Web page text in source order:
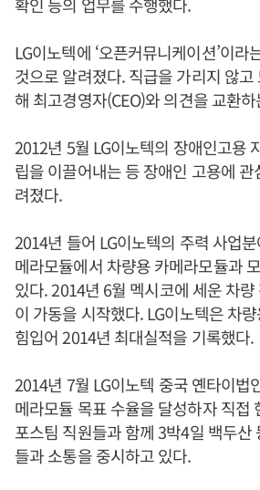
LG이노텍에 ‘오픈커뮤니케이션’이
것으로 알려졌다. 직급을 가리지 않
해 최고경영자(CEO)와 의견을 교환
2012년 5월 LG이노텍의 장애인고용
립을 이끌어내는 등 장애인 고용에
려졌다.
2014년 들어 LG이노텍의 주력 사업
메라모듈에서 차량용 카메라모듈과
있다. 2014년 6월 멕시코에 세운 차
이 가동을 시작했다. LG이노텍은 차
힘입어 2014년 최대실적을 기록했다.
2014년 7월 LG이노텍 중국 옌타이법
메라모듈 목표 수율을 달성하자 직접
포스팀 직원들과 함께 3박4일 백두산
들과 소통을 중시하고 있다.